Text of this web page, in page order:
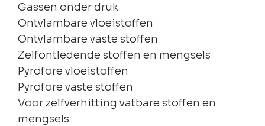
Gassen onder druk
Ontvlambare vloeistoffen
Ontvlambare vaste stoffen
Zelfontledende stoffen en mengsels
Pyrofore vloeistoffen
Pyrofore vaste stoffen
Voor zelfverhitting vatbare stoffen en
mengsels